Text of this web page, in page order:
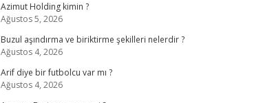
Azimut Holding kimin ?
Ağustos 5, 2026
Buzul aşındırma ve biriktirme şekilleri nelerdir ?
Ağustos 4, 2026
Arif diye bir futbolcu var mı ?
Ağustos 4, 2026